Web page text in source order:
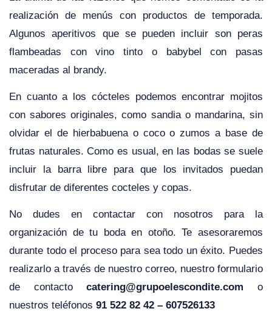
realización de menús con productos de temporada.
Algunos aperitivos que se pueden incluir son peras
flambeadas con vino tinto o babybel con pasas
maceradas al brandy.
En cuanto a los cócteles podemos encontrar mojitos
con sabores originales, como sandia o mandarina, sin
olvidar el de hierbabuena o coco o zumos a base de
frutas naturales. Como es usual, en las bodas se suele
incluir la barra libre para que los invitados puedan
disfrutar de diferentes cocteles y copas.
No dudes en contactar con nosotros para la
organización de tu boda en otoño. Te asesoraremos
durante todo el proceso para sea todo un éxito. Puedes
realizarlo a través de nuestro correo, nuestro formulario
de contactocatering@grupoelescondite.com o
nuestros teléfonos 91 522 82 42 – 607526133